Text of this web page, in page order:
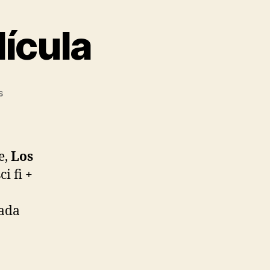
en
película
Los
fi +